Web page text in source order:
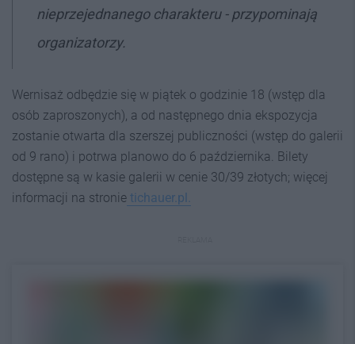
nieprzejednanego charakteru - przypominają
organizatorzy.
Wernisaż odbędzie się w piątek o godzinie 18 (wstęp dla
osób zaproszonych), a od następnego dnia ekspozycja
zostanie otwarta dla szerszej publiczności (wstęp do galerii
od 9 rano) i potrwa planowo do 6 października. Bilety
dostępne są w kasie galerii w cenie 30/39 złotych; więcej
informacji na stronie tichauer.pl.